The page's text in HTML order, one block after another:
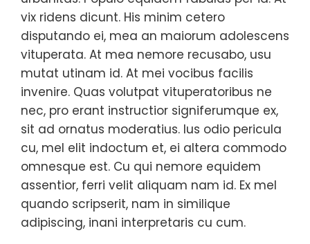
vix ridens dicunt. His minim cetero
disputando ei, mea an maiorum adolescens
vituperata. At mea nemore recusabo, usu
mutat utinam id. At mei vocibus facilis
invenire. Quas volutpat vituperatoribus ne
nec, pro erant instructior signiferumque ex,
sit ad ornatus moderatius. Ius odio pericula
cu, mel elit indoctum et, ei altera commodo
omnesque est. Cu qui nemore equidem
assentior, ferri velit aliquam nam id. Ex mel
quando scripserit, nam in similique
adipiscing, inani interpretaris cu cum.